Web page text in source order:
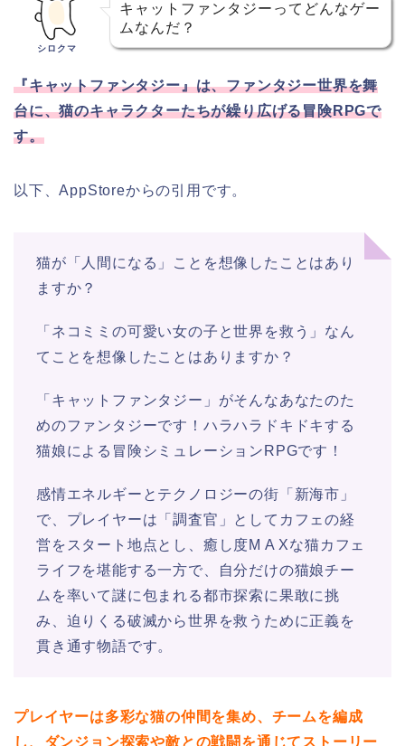
シロクマ
キャットファンタジーってどんなゲー
ムなんだ？
『キャットファンタジー』は、ファンタジー世界を舞
台に、猫のキャラクターたちが繰り広げる冒険RPGで
す。
以下、AppStoreからの引用です。
猫が「人間になる」ことを想像したことはあり
ますか？
「ネコミミの可愛い女の子と世界を救う」なん
てことを想像したことはありますか？
「キャットファンタジー」がそんなあなたのた
めのファンタジーです！ハラハラドキドキする
猫娘による冒険シミュレーションRPGです！
感情エネルギーとテクノロジーの街「新海市」
で、プレイヤーは「調査官」としてカフェの経
営をスタート地点とし、癒し度M A Xな猫カフェ
ライフを堪能する一方で、自分だけの猫娘チー
ムを率いて謎に包まれる都市探索に果敢に挑
み、迫りくる破滅から世界を救うために正義を
貫き通す物語です。
プレイヤーは多彩な猫の仲間を集め、チームを編成
し、ダンジョン探索や敵との戦闘を通じてストーリー